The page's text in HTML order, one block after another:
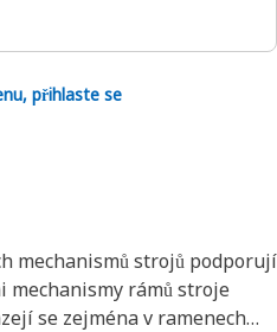
přihlaste se
mechanismů strojů podporují
mechanismy rámů stroje
se zejména v ramenech